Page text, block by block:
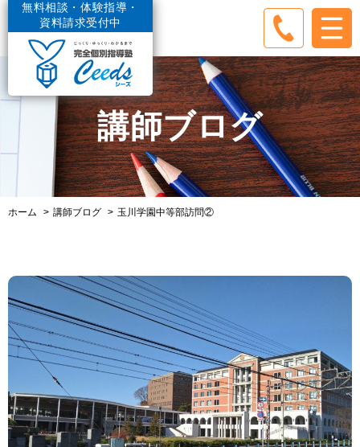
無料相談・体験指導・
資料請求受付中
講師ブログ
ホーム 講師ブログ 玉川学園中等部訪問②